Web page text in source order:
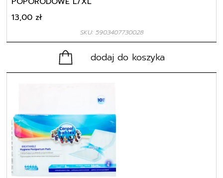
SKU: 5903407730028
13,00 zł
dodaj do koszyka